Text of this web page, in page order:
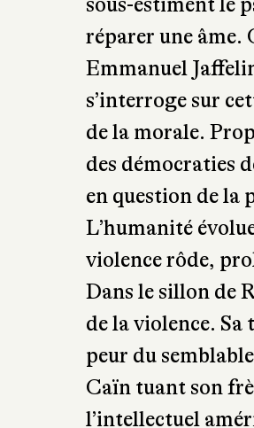
prison « n’avait
devenue fin ».
l’auteur, « le
sait plus punir et
la réparation, la
sous-estiment le
réparer une âme.
Emmanuel
s’interroge sur
de la morale.
des démocraties
en question de la
L’humanité